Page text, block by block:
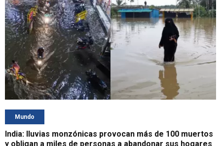
Mundo
India: lluvias monzónicas provocan más de 100 muertos
y obligan a miles de personas a abandonar sus hogares